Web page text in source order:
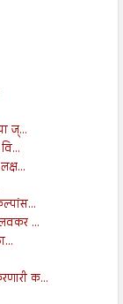
ज्...
...
क...